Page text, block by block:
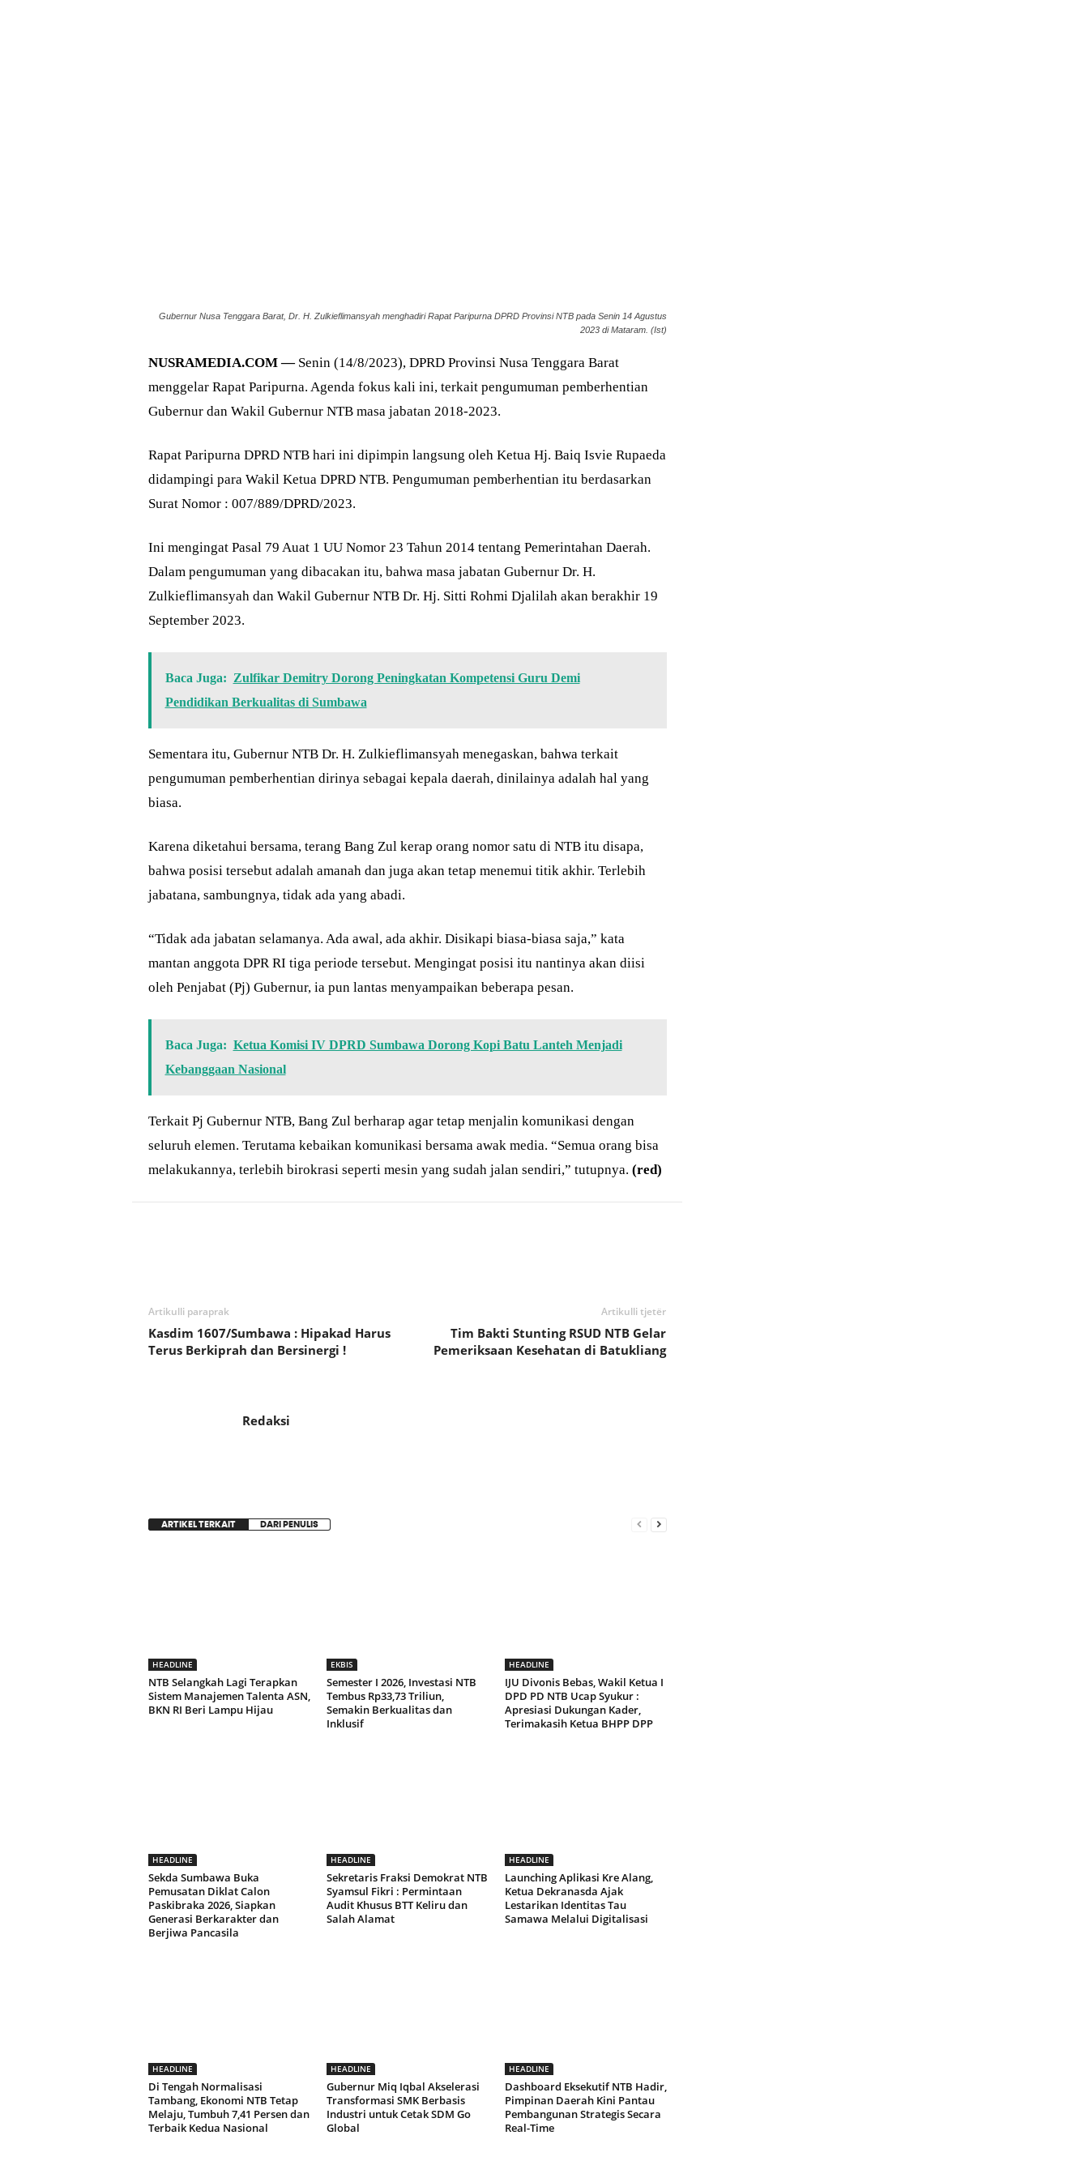
Gubernur Nusa Tenggara Barat, Dr. H. Zulkieflimansyah menghadiri Rapat Paripurna DPRD Provinsi NTB pada Senin 14 Agustus
2023 di Mataram. (Ist)
NUSRAMEDIA.COM —Senin (14/8/2023), DPRD Provinsi Nusa Tenggara Barat
menggelar Rapat Paripurna. Agenda fokus kali ini, terkait pengumuman pemberhentian
Gubernur dan Wakil Gubernur NTB masa jabatan 2018-2023.
Rapat Paripurna DPRD NTB hari ini dipimpin langsung oleh Ketua Hj. Baiq Isvie Rupaeda
didampingi para Wakil Ketua DPRD NTB. Pengumuman pemberhentian itu berdasarkan
Surat Nomor : 007/889/DPRD/2023.
Ini mengingat Pasal 79 Auat 1 UU Nomor 23 Tahun 2014 tentang Pemerintahan Daerah.
Dalam pengumuman yang dibacakan itu, bahwa masa jabatan Gubernur Dr. H.
Zulkieflimansyah dan Wakil Gubernur NTB Dr. Hj. Sitti Rohmi Djalilah akan berakhir 19
September 2023.
Baca Juga: Zulfikar Demitry Dorong Peningkatan Kompetensi Guru Demi
Pendidikan Berkualitas di Sumbawa
Sementara itu, Gubernur NTB Dr. H. Zulkieflimansyah menegaskan, bahwa terkait
pengumuman pemberhentian dirinya sebagai kepala daerah, dinilainya adalah hal yang
biasa.
Karena diketahui bersama, terang Bang Zul kerap orang nomor satu di NTB itu disapa,
bahwa posisi tersebut adalah amanah dan juga akan tetap menemui titik akhir. Terlebih
jabatana, sambungnya, tidak ada yang abadi.
“Tidak ada jabatan selamanya. Ada awal, ada akhir. Disikapi biasa-biasa saja,” kata
mantan anggota DPR RI tiga periode tersebut. Mengingat posisi itu nantinya akan diisi
oleh Penjabat (Pj) Gubernur, ia pun lantas menyampaikan beberapa pesan.
Baca Juga: Ketua Komisi IV DPRD Sumbawa Dorong Kopi Batu Lanteh Menjadi
Kebanggaan Nasional
Terkait Pj Gubernur NTB, Bang Zul berharap agar tetap menjalin komunikasi dengan
seluruh elemen. Terutama kebaikan komunikasi bersama awak media. “Semua orang bisa
melakukannya, terlebih birokrasi seperti mesin yang sudah jalan sendiri,” tutupnya. (red)
Artikulli paraprak
Kasdim 1607/Sumbawa : Hipakad Harus
Terus Berkiprah dan Bersinergi !
Artikulli tjetër
Tim Bakti Stunting RSUD NTB Gelar
Pemeriksaan Kesehatan di Batukliang
Redaksi
ARTIKEL TERKAIT DARI PENULIS
HEADLINE
NTB Selangkah Lagi Terapkan
Sistem Manajemen Talenta ASN,
BKN RI Beri Lampu Hijau
EKBIS
Semester I 2026, Investasi NTB
Tembus Rp33,73 Triliun,
Semakin Berkualitas dan
Inklusif
HEADLINE
IJU Divonis Bebas, Wakil Ketua I
DPD PD NTB Ucap Syukur :
Apresiasi Dukungan Kader,
Terimakasih Ketua BHPP DPP
HEADLINE
Sekda Sumbawa Buka
Pemusatan Diklat Calon
Paskibraka 2026, Siapkan
Generasi Berkarakter dan
Berjiwa Pancasila
HEADLINE
Sekretaris Fraksi Demokrat NTB
Syamsul Fikri : Permintaan
Audit Khusus BTT Keliru dan
Salah Alamat
HEADLINE
Launching Aplikasi Kre Alang,
Ketua Dekranasda Ajak
Lestarikan Identitas Tau
Samawa Melalui Digitalisasi
HEADLINE
Di Tengah Normalisasi
Tambang, Ekonomi NTB Tetap
Melaju, Tumbuh 7,41 Persen dan
Terbaik Kedua Nasional
HEADLINE
Gubernur Miq Iqbal Akselerasi
Transformasi SMK Berbasis
Industri untuk Cetak SDM Go
Global
HEADLINE
Dashboard Eksekutif NTB Hadir,
Pimpinan Daerah Kini Pantau
Pembangunan Strategis Secara
Real-Time